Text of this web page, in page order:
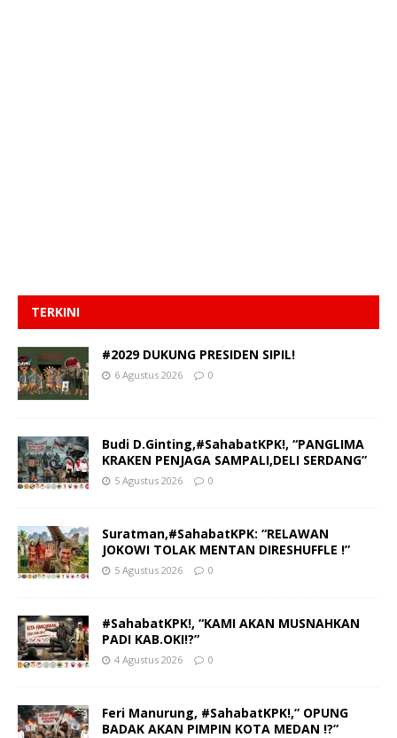
TERKINI
#2029 DUKUNG PRESIDEN SIPIL!
6 Agustus 2026 0
Budi D.Ginting,#SahabatKPK!, “PANGLIMA
KRAKEN PENJAGA SAMPALI,DELI SERDANG”
5 Agustus 2026 0
Suratman,#SahabatKPK: “RELAWAN
JOKOWI TOLAK MENTAN DIRESHUFFLE !”
5 Agustus 2026 0
#SahabatKPK!, “KAMI AKAN MUSNAHKAN
PADI KAB.OKI!?”
4 Agustus 2026 0
Feri Manurung, #SahabatKPK!,” OPUNG
BADAK AKAN PIMPIN KOTA MEDAN !?”